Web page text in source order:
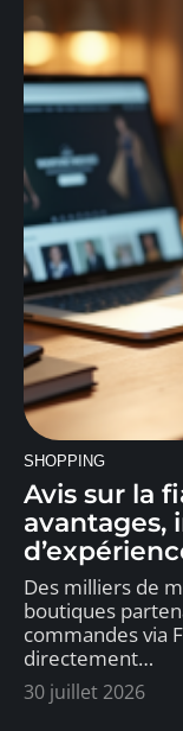
SHOPPING
Avis sur la
avantages,
Des milliers de
boutiques
commandes via
directement…
30 juillet 2026